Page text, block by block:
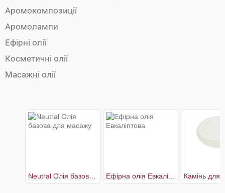
Аромокомпозиції
Аромолампи
Ефірні олії
Косметичні олії
Масажні олії